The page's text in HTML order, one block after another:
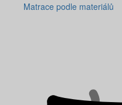
Matrace podle materiálů